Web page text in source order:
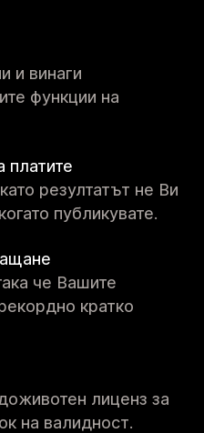
и винаги
функции на
платите
резултатът не Ви
публикувате.
че Вашите
кратко
лиценз за
на валидност.